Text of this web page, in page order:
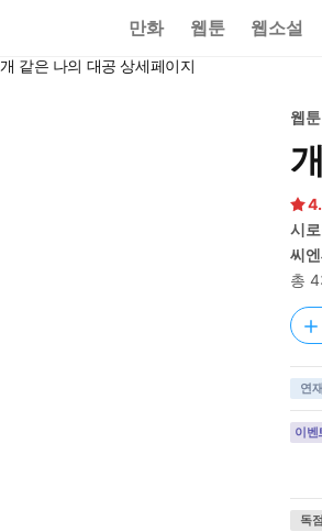
으
로
동
만화 웹툰 웹소설
개 같은 나의 대공 상세페이지
웹툰
시
씨
총
연재
이벤
독점